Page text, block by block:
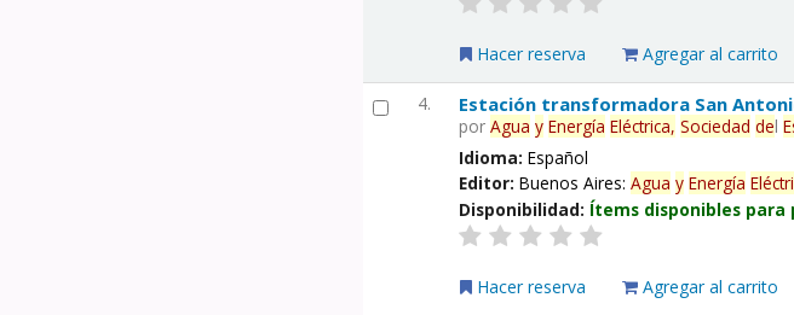
Hacer reserva Agregar al carrito
4. Estación transformadora San
porAgua y Energía Eléctrica, Sociedad del
Idioma:Español
Editor:Buenos Aires:Agua y Energía
Disponibilidad: Ítems disponibles
Hacer reserva Agregar al carrito